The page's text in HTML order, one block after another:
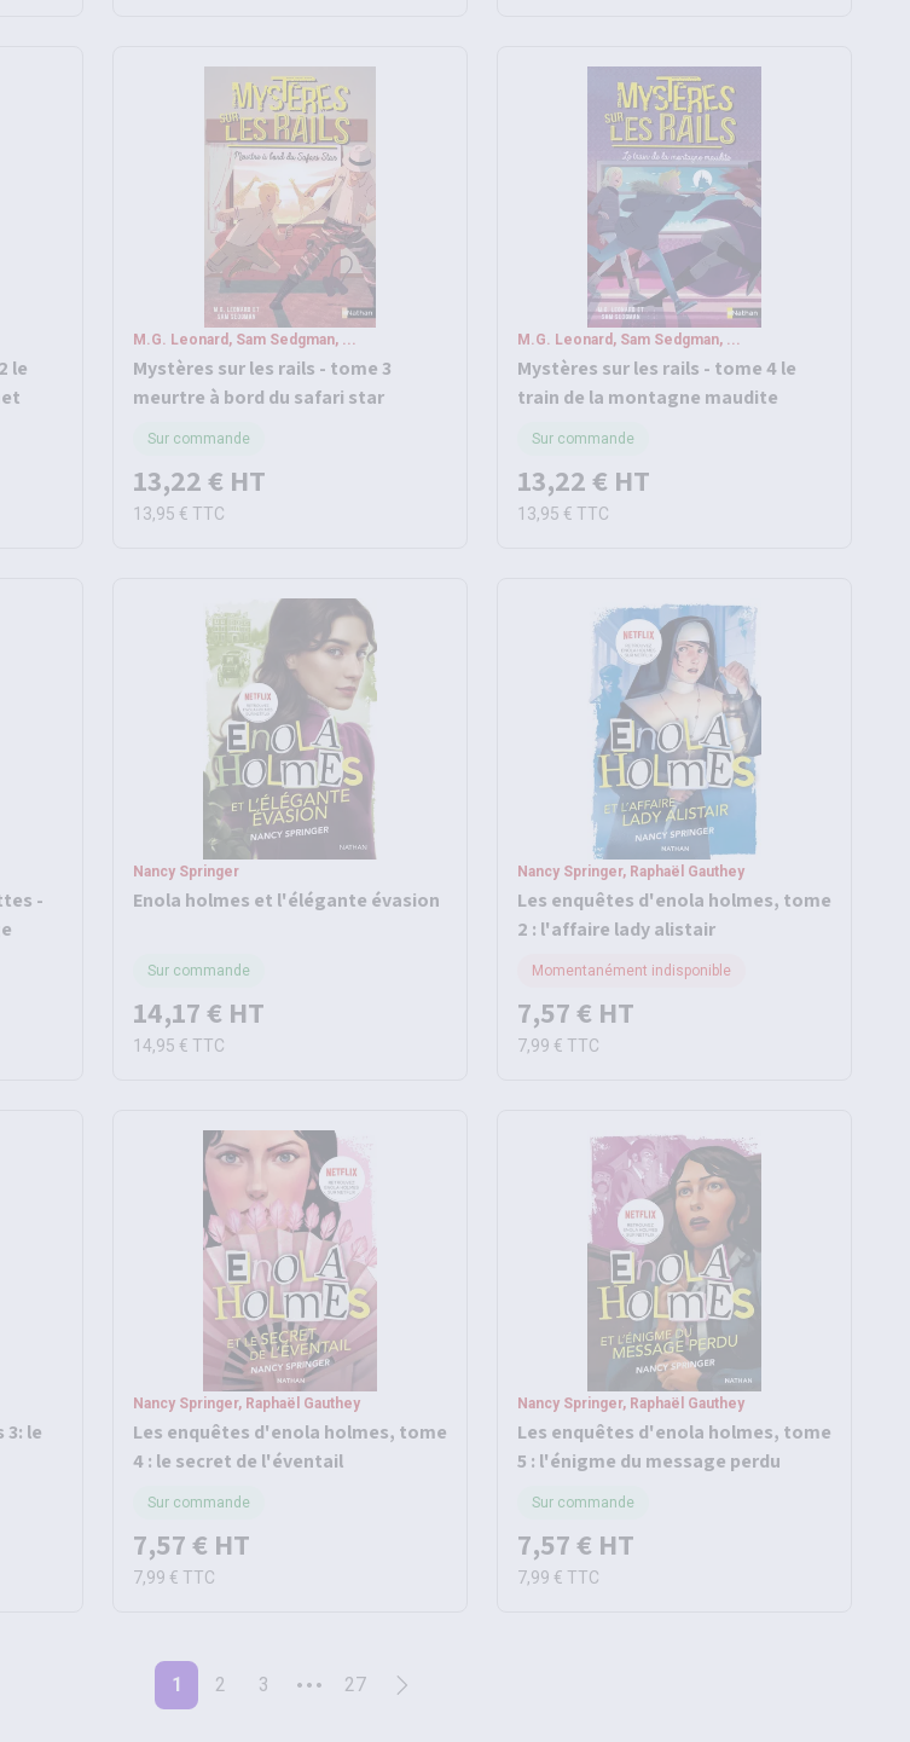
le
M.G. Leonard, Sam Sedgman, ...
Mystères sur les rails - tome 3
meurtre à bord du safari star
Sur commande
13,22 € HT
13,95 € TTC
M.G. Leonard, Sam Sedgman, ...
Mystères sur les rails - tome 4 le
train de la montagne maudite
Sur commande
13,22 € HT
13,95 € TTC
-
Nancy Springer
Enola holmes et l'élégante évasion
Sur commande
14,17 € HT
14,95 € TTC
Nancy Springer, Raphaël Gauthey
Les enquêtes d'enola holmes, tome
2 : l'affaire lady alistair
Momentanément indisponible
7,57 € HT
7,99 € TTC
le
Nancy Springer, Raphaël Gauthey
Les enquêtes d'enola holmes, tome
4 : le secret de l'éventail
Sur commande
7,57 € HT
7,99 € TTC
Nancy Springer, Raphaël Gauthey
Les enquêtes d'enola holmes, tome
5 : l'énigme du message perdu
Sur commande
7,57 € HT
7,99 € TTC
1 2 3 27